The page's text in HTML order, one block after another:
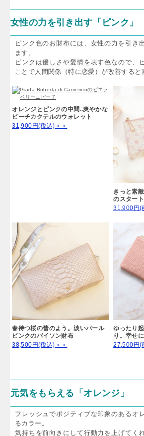
誰とも被らない、私だけのとって
おき。アートのような長財布
29,700円(税込)＞＞
グリーン
ーロラの
女性の力を引き出す「ピンク」
ピンク色のお財布には、女性の力を引き
ピンクは優しさや愛情を表す色なので、
ことで人間関係（特に恋愛）が改善すると
きっと素
のスター
31,900円
春待つ桜の蕾のよう。淡いパール
ピンクのパイソン財布
38,500円(税込)＞＞
ゆったり
り。幸せ